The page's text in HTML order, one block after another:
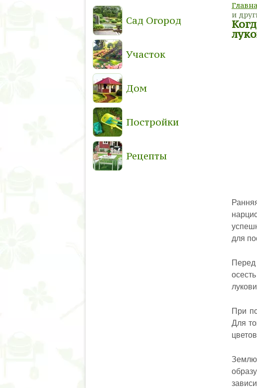
и
для
При
Для
Землю
Сад Огород
Участок
Дом
Постройки
Рецепты